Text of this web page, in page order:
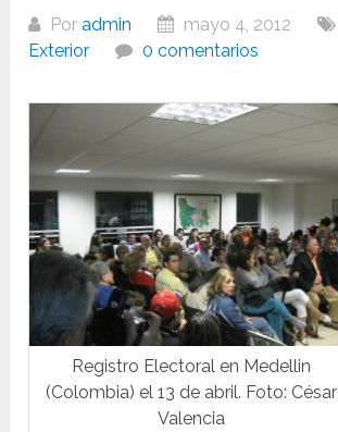
Poradmin mayo 4, 2012
Exterior
0 comentarios
Registro Electoral en Medellin
(Colombia) el 13 de abril. Foto: César
Valencia